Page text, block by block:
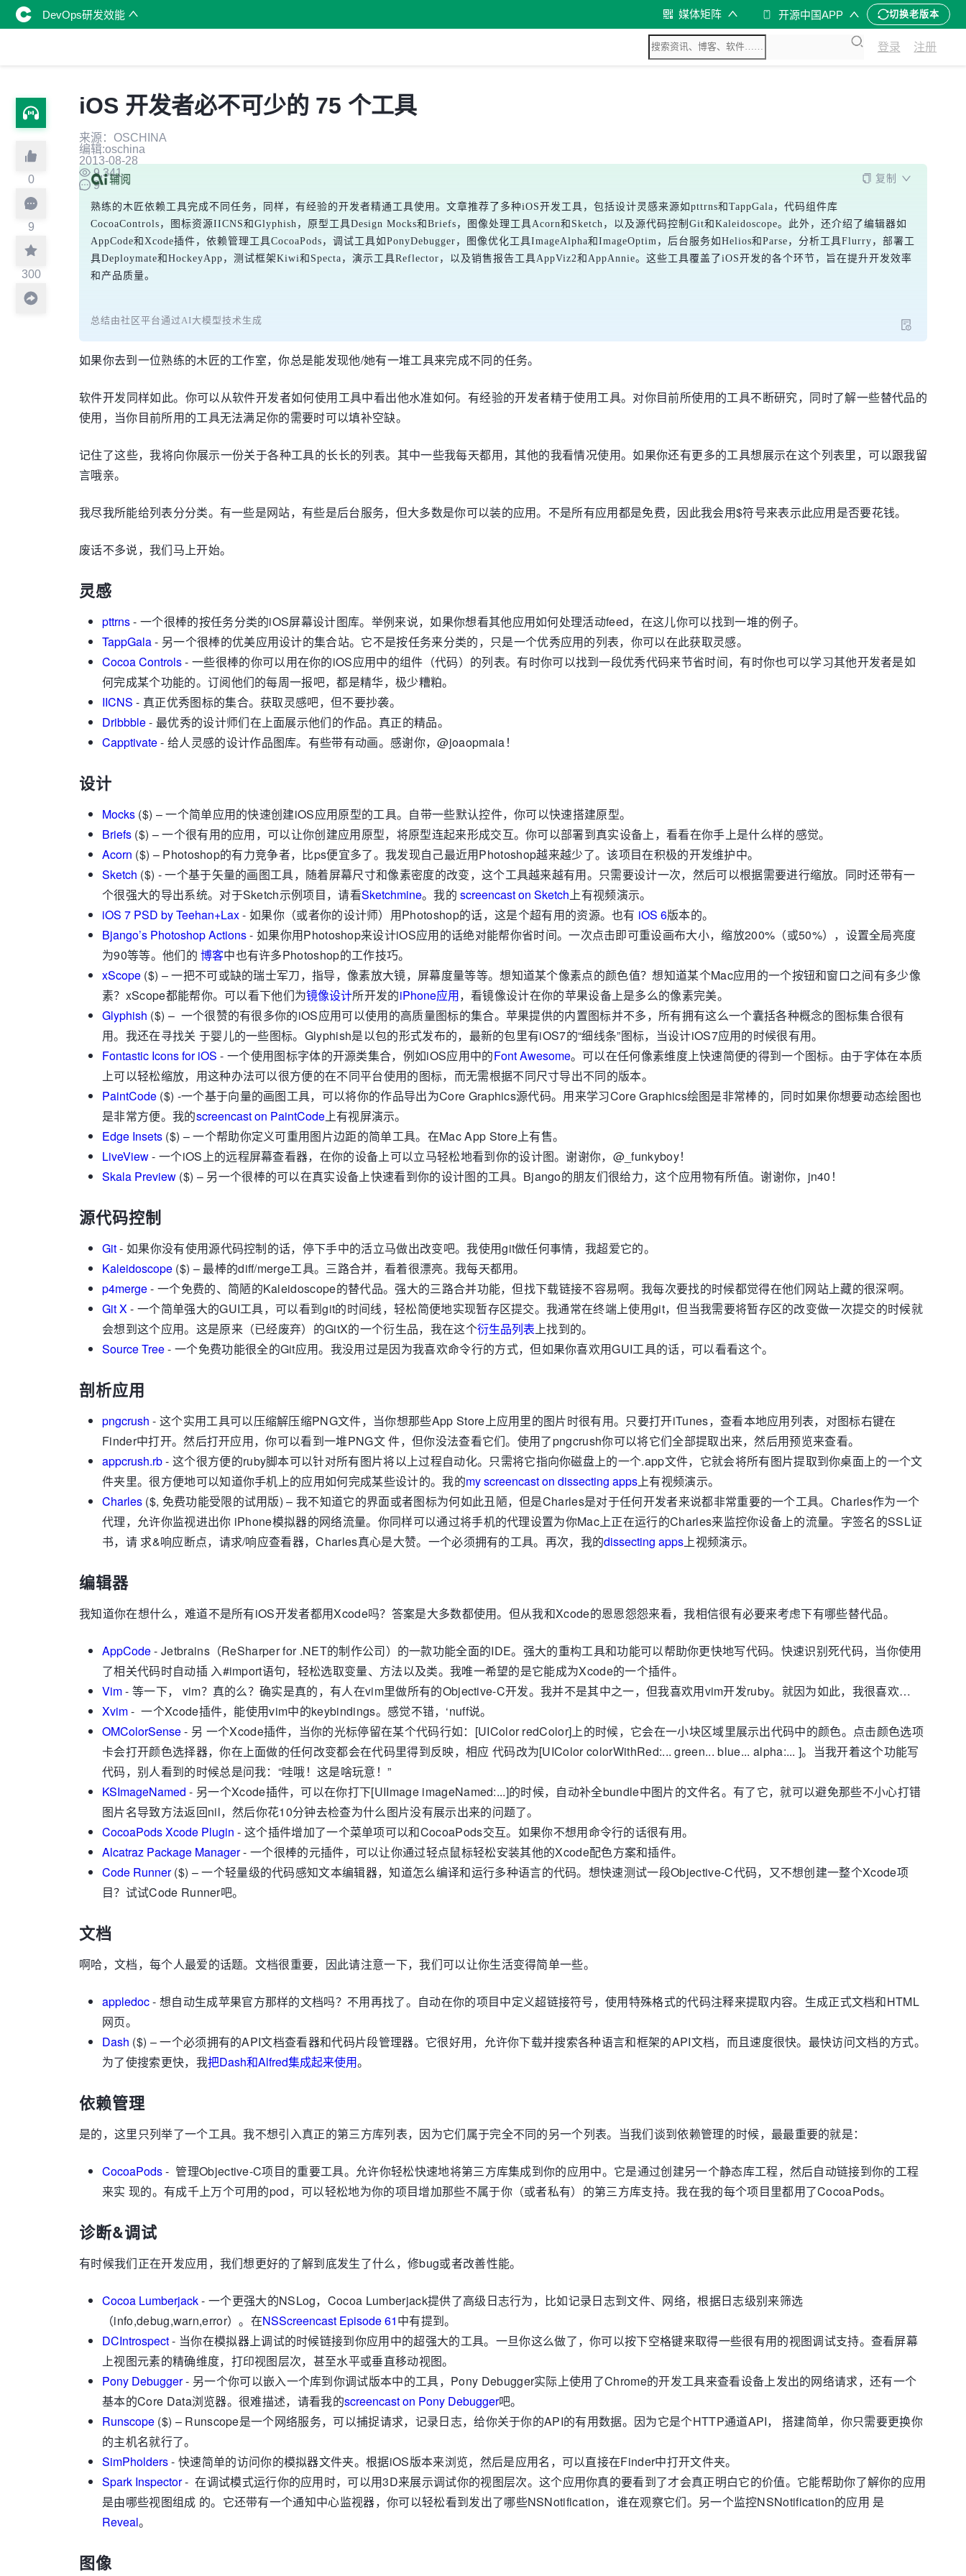
DevOps研发效能 媒体矩阵 开源中国APP 切换老版本
登录 注册
0
9
300
iOS 开发者必不可少的 75 个工具
来源：OSCHINA
编辑:oschina
2013-08-28
9,341
9
复制
熟练的木匠依赖工具完成不同任务，同样，有经验的开发者精通工具使用。文章推荐了多种iOS开发工具，包括设计灵感来源如pttrns和TappGala，代码组件库
CocoaControls，图标资源IICNS和Glyphish，原型工具Design Mocks和Briefs，图像处理工具Acorn和Sketch，以及源代码控制Git和Kaleidoscope。此外，还介绍了编辑器如
AppCode和Xcode插件，依赖管理工具CocoaPods，调试工具如PonyDebugger，图像优化工具ImageAlpha和ImageOptim，后台服务如Helios和Parse，分析工具Flurry，部署工
具Deploymate和HockeyApp，测试框架Kiwi和Specta，演示工具Reflector，以及销售报告工具AppViz2和AppAnnie。这些工具覆盖了iOS开发的各个环节，旨在提升开发效率
和产品质量。
总结由社区平台通过AI大模型技术生成
如果你去到一位熟练的木匠的工作室，你总是能发现他/她有一堆工具来完成不同的任务。
软件开发同样如此。你可以从软件开发者如何使用工具中看出他水准如何。有经验的开发者精于使用工具。对你目前所使用的工具不断研究，同时了解一些替代品的
使用，当你目前所用的工具无法满足你的需要时可以填补空缺。
记住了这些，我将向你展示一份关于各种工具的长长的列表。其中一些我每天都用，其他的我看情况使用。如果你还有更多的工具想展示在这个列表里，可以跟我留
言哦亲。
我尽我所能给列表分分类。有一些是网站，有些是后台服务，但大多数是你可以装的应用。不是所有应用都是免费，因此我会用$符号来表示此应用是否要花钱。
废话不多说，我们马上开始。
灵感
pttrns- 一个很棒的按任务分类的iOS屏幕设计图库。举例来说，如果你想看其他应用如何处理活动feed，在这儿你可以找到一堆的例子。
TappGala- 另一个很棒的优美应用设计的集合站。它不是按任务来分类的，只是一个优秀应用的列表，你可以在此获取灵感。
Cocoa Controls- 一些很棒的你可以用在你的iOS应用中的组件（代码）的列表。有时你可以找到一段优秀代码来节省时间，有时你也可以学习其他开发者是如
何完成某个功能的。订阅他们的每周一报吧，都是精华，极少糟粕。
IICNS - 真正优秀图标的集合。获取灵感吧，但不要抄袭。
Dribbble- 最优秀的设计师们在上面展示他们的作品。真正的精品。
Capptivate- 给人灵感的设计作品图库。有些带有动画。感谢你，@joaopmaia！
设计
Mocks ($) – 一个简单应用的快速创建iOS应用原型的工具。自带一些默认控件，你可以快速搭建原型。
Briefs ($) – 一个很有用的应用，可以让你创建应用原型，将原型连起来形成交互。你可以部署到真实设备上，看看在你手上是什么样的感觉。
Acorn ($) – Photoshop的有力竞争者，比ps便宜多了。我发现自己最近用Photoshop越来越少了。该项目在积极的开发维护中。
Sketch ($) - 一个基于矢量的画图工具，随着屏幕尺寸和像素密度的改变，这个工具越来越有用。只需要设计一次，然后可以根据需要进行缩放。同时还带有一
个很强大的导出系统。对于Sketch示例项目，请看Sketchmine。我的screencast on Sketch上有视频演示。
iOS 7 PSD by Teehan+Lax- 如果你（或者你的设计师）用Photoshop的话，这是个超有用的资源。也有 iOS 6版本的。
Bjango’s Photoshop Actions- 如果你用Photoshop来设计iOS应用的话绝对能帮你省时间。一次点击即可重设画布大小，缩放200%（或50%），设置全局亮度
为90等等。他们的博客中也有许多Photoshop的工作技巧。
xScope ($) – 一把不可或缺的瑞士军刀，指导，像素放大镜，屏幕度量等等。想知道某个像素点的颜色值？想知道某个Mac应用的一个按钮和窗口之间有多少像
素？xScope都能帮你。可以看下他们为镜像设计所开发的iPhone应用，看镜像设计在你的苹果设备上是多么的像素完美。
Glyphish ($) – 一个很赞的有很多你的iOS应用可以使用的高质量图标的集合。苹果提供的内置图标并不多，所有拥有这么一个囊括各种概念的图标集合很有
用。我还在寻找关 于婴儿的一些图标。Glyphish是以包的形式发布的，最新的包里有iOS7的“细线条”图标，当设计iOS7应用的时候很有用。
Fontastic Icons for iOS - 一个使用图标字体的开源类集合，例如iOS应用中的Font Awesome。可以在任何像素维度上快速简便的得到一个图标。由于字体在本质
上可以轻松缩放，用这种办法可以很方便的在不同平台使用的图标，而无需根据不同尺寸导出不同的版本。
PaintCode ($) -一个基于向量的画图工具，可以将你的作品导出为Core Graphics源代码。用来学习Core Graphics绘图是非常棒的，同时如果你想要动态绘图也
是非常方便。我的screencast on PaintCode上有视屏演示。
Edge Insets ($) – 一个帮助你定义可重用图片边距的简单工具。在Mac App Store上有售。
LiveView- 一个iOS上的远程屏幕查看器，在你的设备上可以立马轻松地看到你的设计图。谢谢你，@_funkyboy！
Skala Preview ($) – 另一个很棒的可以在真实设备上快速看到你的设计图的工具。Bjango的朋友们很给力，这个应用物有所值。谢谢你，jn40！
源代码控制
Git- 如果你没有使用源代码控制的话，停下手中的活立马做出改变吧。我使用git做任何事情，我超爱它的。
Kaleidoscope ($) – 最棒的diff/merge工具。三路合并，看着很漂亮。我每天都用。
p4merge- 一个免费的、简陋的Kaleidoscope的替代品。强大的三路合并功能，但找下载链接不容易啊。我每次要找的时候都觉得在他们网站上藏的很深啊。
Git X- 一个简单强大的GUI工具，可以看到git的时间线，轻松简便地实现暂存区提交。我通常在终端上使用git，但当我需要将暂存区的改变做一次提交的时候就
会想到这个应用。这是原来（已经废弃）的GitX的一个衍生品，我在这个衍生品列表上找到的。
Source Tree- 一个免费功能很全的Git应用。我没用过是因为我喜欢命令行的方式，但如果你喜欢用GUI工具的话，可以看看这个。
剖析应用
pngcrush - 这个实用工具可以压缩解压缩PNG文件，当你想那些App Store上应用里的图片时很有用。只要打开iTunes，查看本地应用列表，对图标右键在
Finder中打开。然后打开应用，你可以看到一堆PNG文 件，但你没法查看它们。使用了pngcrush你可以将它们全部提取出来，然后用预览来查看。
appcrush.rb- 这个很方便的ruby脚本可以针对所有图片将以上过程自动化。只需将它指向你磁盘上的一个.app文件，它就会将所有图片提取到你桌面上的一个文
件夹里。很方便地可以知道你手机上的应用如何完成某些设计的。我的my screencast on dissecting apps上有视频演示。
Charles ($, 免费功能受限的试用版) – 我不知道它的界面或者图标为何如此丑陋，但是Charles是对于任何开发者来说都非常重要的一个工具。Charles作为一个
代理，允许你监视进出你 iPhone模拟器的网络流量。你同样可以通过将手机的代理设置为你Mac上正在运行的Charles来监控你设备上的流量。字签名的SSL证
书，请 求&响应断点，请求/响应查看器，Charles真心是大赞。一个必须拥有的工具。再次，我的dissecting apps上视频演示。
编辑器
我知道你在想什么，难道不是所有iOS开发者都用Xcode吗？答案是大多数都使用。但从我和Xcode的恩恩怨怨来看，我相信很有必要来考虑下有哪些替代品。
AppCode- Jetbrains（ReSharper for .NET的制作公司）的一款功能全面的IDE。强大的重构工具和功能可以帮助你更快地写代码。快速识别死代码，当你使用
了相关代码时自动插 入#import语句，轻松选取变量、方法以及类。我唯一希望的是它能成为Xcode的一个插件。
Vim- 等一下， vim？真的么？确实是真的，有人在vim里做所有的Objective-C开发。我并不是其中之一，但我喜欢用vim开发ruby。就因为如此，我很喜欢…
Xvim- 一个Xcode插件，能使用vim中的keybindings。感觉不错，‘nuff说。
OMColorSense- 另 一个Xcode插件，当你的光标停留在某个代码行如：[UIColor redColor]上的时候，它会在一小块区域里展示出代码中的颜色。点击颜色选项
卡会打开颜色选择器，你在上面做的任何改变都会在代码里得到反映，相应 代码改为[UIColor colorWithRed:... green... blue... alpha:... ]。当我开着这个功能写
代码，别人看到的时候总是问我：“哇哦！这是啥玩意！”
KSImageNamed - 另一个Xcode插件，可以在你打下[UIImage imageNamed:...]的时候，自动补全bundle中图片的文件名。有了它，就可以避免那些不小心打错
图片名导致方法返回nil，然后你花10分钟去检查为什么图片没有展示出来的问题了。
CocoaPods Xcode Plugin - 这个插件增加了一个菜单项可以和CocoaPods交互。如果你不想用命令行的话很有用。
Alcatraz Package Manager- 一个很棒的元插件，可以让你通过轻点鼠标轻松安装其他的Xcode配色方案和插件。
Code Runner($) – 一个轻量级的代码感知文本编辑器，知道怎么编译和运行多种语言的代码。想快速测试一段Objective-C代码，又不想创建一整个Xcode项
目？试试Code Runner吧。
文档
啊哈，文档，每个人最爱的话题。文档很重要，因此请注意一下，我们可以让你生活变得简单一些。
appledoc- 想自动生成苹果官方那样的文档吗？不用再找了。自动在你的项目中定义超链接符号，使用特殊格式的代码注释来提取内容。生成正式文档和HTML
网页。
Dash ($) – 一个必须拥有的API文档查看器和代码片段管理器。它很好用，允许你下载并搜索各种语言和框架的API文档，而且速度很快。最快访问文档的方式。
为了使搜索更快，我把Dash和Alfred集成起来使用。
依赖管理
是的，这里只列举了一个工具。我不想引入真正的第三方库列表，因为它们属于完全不同的另一个列表。当我们谈到依赖管理的时候，最最重要的就是：
CocoaPods- 管理Objective-C项目的重要工具。允许你轻松快速地将第三方库集成到你的应用中。它是通过创建另一个静态库工程，然后自动链接到你的工程
来实 现的。有成千上万个可用的pod，可以轻松地为你的项目增加那些不属于你（或者私有）的第三方库支持。我在我的每个项目里都用了CocoaPods。
诊断&调试
有时候我们正在开发应用，我们想更好的了解到底发生了什么，修bug或者改善性能。
Cocoa Lumberjack- 一个更强大的NSLog，Cocoa Lumberjack提供了高级日志行为，比如记录日志到文件、网络，根据日志级别来筛选
（info,debug,warn,error）。在NSScreencast Episode 61中有提到。
DCIntrospect- 当你在模拟器上调试的时候链接到你应用中的超强大的工具。一旦你这么做了，你可以按下空格键来取得一些很有用的视图调试支持。查看屏幕
上视图元素的精确维度，打印视图层次，甚至水平或垂直移动视图。
Pony Debugger- 另一个你可以嵌入一个库到你调试版本中的工具，Pony Debugger实际上使用了Chrome的开发工具来查看设备上发出的网络请求，还有一个
基本的Core Data浏览器。很难描述，请看我的screencast on Pony Debugger吧。
Runscope ($) – Runscope是一个网络服务，可以捕捉请求，记录日志，给你关于你的API的有用数据。因为它是个HTTP通道API， 搭建简单，你只需要更换你
的主机名就行了。
SimPholders- 快速简单的访问你的模拟器文件夹。根据iOS版本来浏览，然后是应用名，可以直接在Finder中打开文件夹。
Spark Inspector- 在调试模式运行你的应用时，可以用3D来展示调试你的视图层次。这个应用你真的要看到了才会真正明白它的价值。它能帮助你了解你的应用
是由哪些视图组成 的。它还带有一个通知中心监视器，你可以轻松看到发出了哪些NSNotification，谁在观察它们。另一个监控NSNotification的应用 是
Reveal。
图像